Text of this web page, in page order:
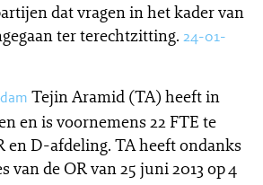
dat vragen in het kader van
ter terechtzitting. 24-01-
Tejin Aramid (TA) heeft in
en is voornemens 22 FTE te
en D-afdeling. TA heeft ondanks
van de OR van 25 juni 2013 op 4